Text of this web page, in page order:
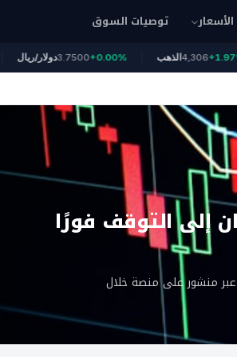
الأسعار توصيات السوق
دولار/ريال3.7500+0.00% الذهب4,306+1.97%
إلى التوقف فورًا
عبر منشور على منصة خلال